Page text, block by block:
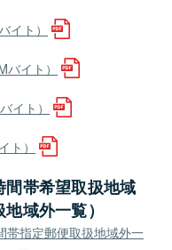
イト）
イト）
イト）
）
帯希望取扱地域
域外一覧）
帯指定郵便取扱地域外一